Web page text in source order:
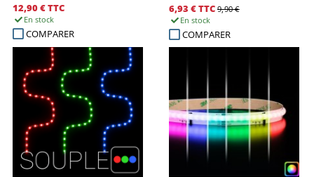
12,90 €TTC
En stock
COMPARER
6,93 €TTC 9,90 €
En stock
COMPARER